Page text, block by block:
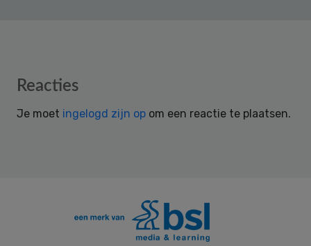
Reader
Reacties
Je moet ingelogd zijn op om een reactie te plaatsen.